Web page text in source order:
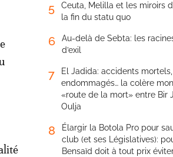
5
Ceuta, Melilla et les miroirs
la fin du statu quo
6
Au-delà de Sebta: les
d’exil
7
El Jadida: accidents
endommagés… la colère
«route de la mort» entre Bir
Oulja
8
Élargir la Botola Pro pour
club (et ses Législatives):
Bensaïd doit à tout prix